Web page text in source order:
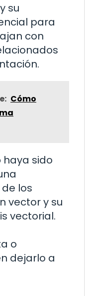
su
para
con
Cómo
haya sido
los
vector y su
vectorial.
o
dejarlo a